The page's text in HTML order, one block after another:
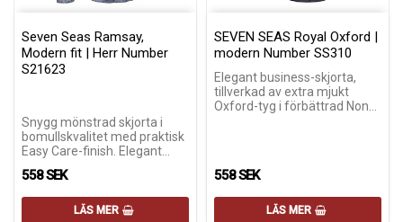
Seven Seas Ramsay,
Modern fit | Herr Number
S21623
Snygg mönstrad skjorta i
bomullskvalitet med praktisk
Easy Care-finish. Elegant…
558 SEK
LÄS MER
SEVEN SEAS Royal Oxford |
modern Number SS310
Elegant business-skjorta,
tillverkad av extra mjukt
Oxford-tyg i förbättrad Non…
558 SEK
LÄS MER